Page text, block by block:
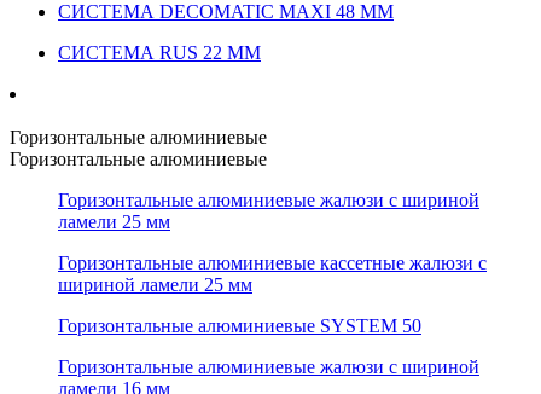
СИСТЕМА DECOMATIC MAXI 48 ММ
СИСТЕМА RUS 22 ММ
Горизонтальные алюминиевые
Горизонтальные алюминиевые
Горизонтальные алюминиевые жалюзи с шириной
ламели 25 мм
Горизонтальные алюминиевые кассетные жалюзи с
шириной ламели 25 мм
Горизонтальные алюминиевые SYSTEM 50
Горизонтальные алюминиевые жалюзи с шириной
ламели 16 мм